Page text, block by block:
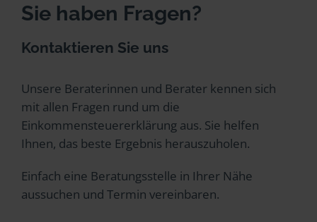
Sie haben Fragen?
Kontaktieren Sie uns
Unsere Beraterinnen und Berater kennen sich
mit allen Fragen rund um die
Einkommensteuererklärung aus. Sie helfen
Ihnen, das beste Ergebnis herauszuholen.
Einfach eine Beratungsstelle in Ihrer Nähe
aussuchen und Termin vereinbaren.